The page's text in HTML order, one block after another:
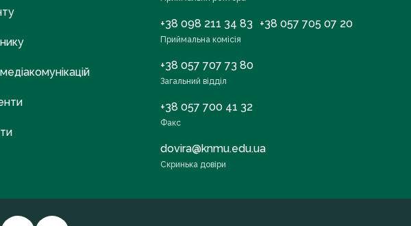
+38 098 211 34 83 +38 057 705 07 20
Приймальна комісія
+38 057 707 73 80
Загальний відділ
+38 057 700 41 32
Факс
dovira@knmu.edu.ua
Скринька довіри